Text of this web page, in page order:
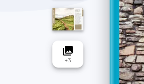
collections
+3